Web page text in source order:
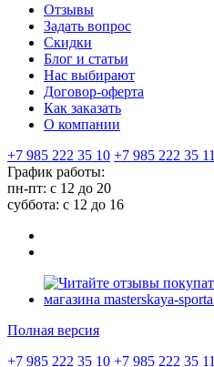
Отзывы
Задать вопрос
Скидки
Блог и статьи
Нас выбирают
Договор-оферта
Как заказать
О компании
+7 985 222 35 10 +7 985 222 35 11
График работы:
пн-пт: с 12 до 20
суббота: c 12 до 16
Полная версия
+7 985 222 35 10 +7 985 222 35 11